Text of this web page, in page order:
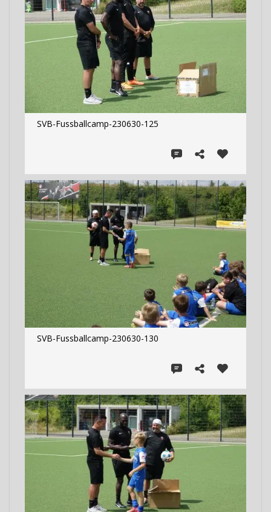
SVB-Fussballcamp-230630-125
SVB-Fussballcamp-230630-130